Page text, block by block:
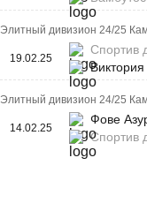
Элитный дивизион 24/25
19.02.25
Спортив
Элитный дивизион 24/25
14.02.25
Фове
Спортив